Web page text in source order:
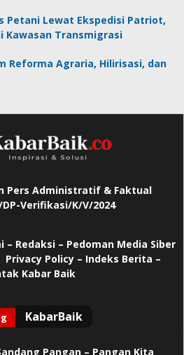
Petani Lewat Ekspedisi Patriot,
Kawasan Transmigrasi
Reforma Agraria, Hilirisasi, dan
Pers Administratif & Faktual
Verifikasi/K/V/2024
– Redaksi – Pedoman Media Siber
Privacy Policy– Indeks Berita –
Kabar Baik
Pangan – Pangan Kita